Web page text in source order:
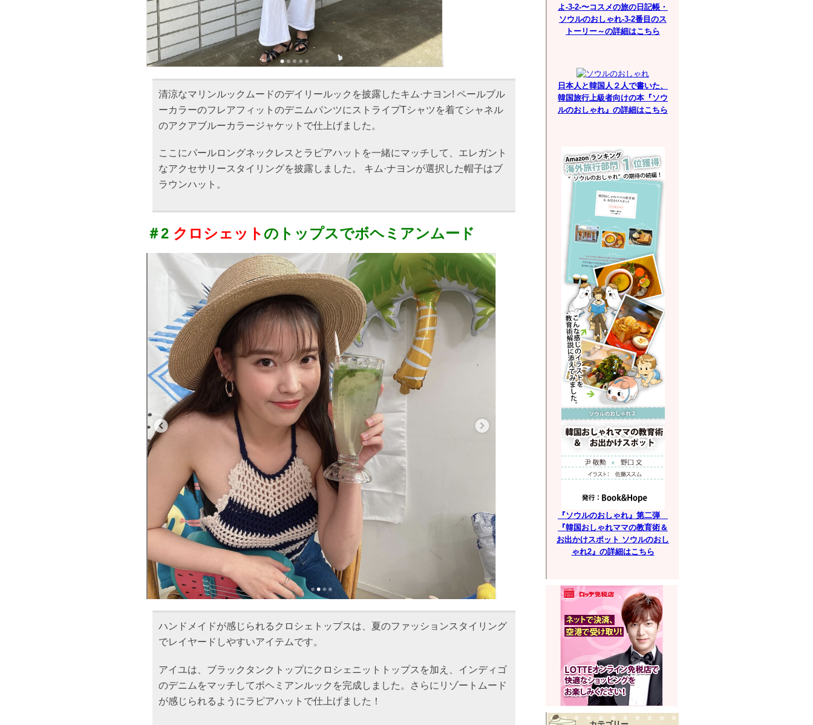
清涼なマリンルックムードのデイリールックを披露したキム·ナヨン! ペールブル
ーカラーのフレアフィットのデニムパンツにストライプTシャツを着てシャネル
のアクアブルーカラージャケットで仕上げました。
ここにパールロングネックレスとラピアハットを一緒にマッチして、エレガント
なアクセサリースタイリングを披露しました。 キム·ナヨンが選択した帽子はブ
ラウンハット。
＃2 クロシェット のトップスでボヘミアンムード
ハンドメイドが感じられるクロシェトップスは、夏のファッションスタイリング
でレイヤードしやすいアイテムです。
アイユは、ブラックタンクトップにクロシェニットトップスを加え、インディゴ
のデニムをマッチしてボヘミアンルックを完成しました。さらにリゾートムード
が感じられるようにラピアハットで仕上げました！
よ-3-2-〜コスメの旅の日記帳・
ソウルのおしゃれ-3-2番目のス
トーリー～の詳細はこちら
日本人と韓国人２人で書いた、
韓国旅行上級者向けの本『ソウ
ルのおしゃれ』の詳細はこちら
『ソウルのおしゃれ』第二弾
『韓国おしゃれママの教育術＆
お出かけスポット ソウルのおし
ゃれ2』の詳細はこちら